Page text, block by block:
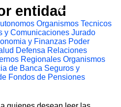
entidad
Organismos Tecnicos
y Comunicaciones Jurado
y Finanzas Poder
Defensa Relaciones
Regionales Organismos
de Banca Seguros y
Fondos de Pensiones